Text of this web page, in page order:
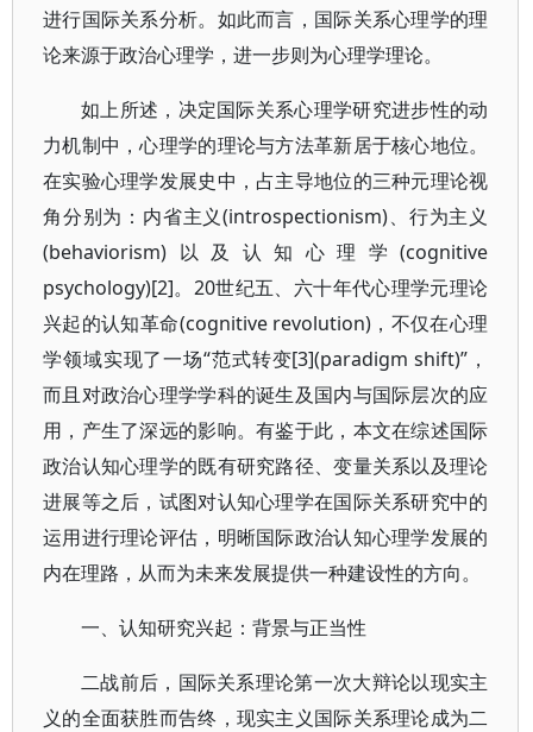
进行国际关系分析。如此而言，国际关系心理学的理
论来源于政治心理学，进一步则为心理学理论。
如上所述，决定国际关系心理学研究进步性的动
力机制中，心理学的理论与方法革新居于核心地位。
在实验心理学发展史中，占主导地位的三种元理论视
角分别为：内省主义(introspectionism)、行为主义
(behaviorism)以及认知心理学(cognitive
psychology)[2]。20世纪五、六十年代心理学元理论
兴起的认知革命(cognitive revolution)，不仅在心理
学领域实现了一场“范式转变[3](paradigm shift)”，
而且对政治心理学学科的诞生及国内与国际层次的应
用，产生了深远的影响。有鉴于此，本文在综述国际
政治认知心理学的既有研究路径、变量关系以及理论
进展等之后，试图对认知心理学在国际关系研究中的
运用进行理论评估，明晰国际政治认知心理学发展的
内在理路，从而为未来发展提供一种建设性的方向。
一、认知研究兴起：背景与正当性
二战前后，国际关系理论第一次大辩论以现实主
义的全面获胜而告终，现实主义国际关系理论成为二